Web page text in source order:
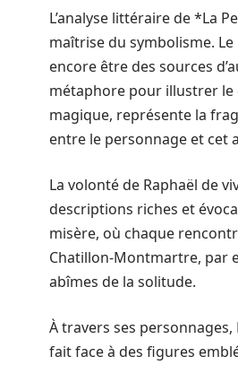
L’analyse littéraire de *La
maîtrise du symbolisme.
encore être des sources
métaphore pour illustrer
magique, représente la
entre le personnage et cet
La volonté de Raphaël de
descriptions riches et
misère, où chaque
Chatillon-Montmartre, par
abîmes de la solitude.
À travers ses
fait face à des figures